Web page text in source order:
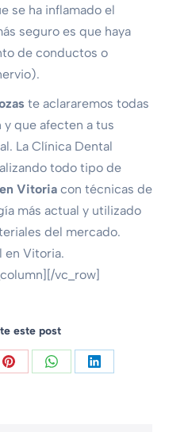
se ha inflamado el
seguro es que haya
de conductos o
te aclararemos todas
y que afecten a tus
La Clínica Dental
todo tipo de
Vitoriacon técnicas de
más actual y utilizado
del mercado.
en Vitoria.
vc_row]
este post